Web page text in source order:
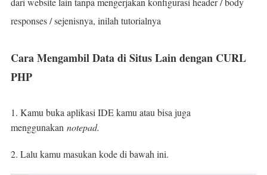
responses / sejenisnya, inilah tutorialnya
Cara Mengambil Data di Situs Lain dengan CURL
PHP
1. Kamu buka aplikasi IDE kamu atau bisa juga
menggunakan notepad.
2. Lalu kamu masukan kode di bawah ini.